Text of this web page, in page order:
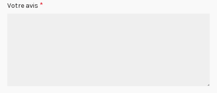
Votre avis *